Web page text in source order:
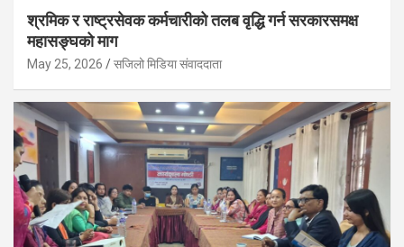
श्रमिक र राष्ट्रसेवक कर्मचारीको तलब वृद्धि गर्न सरकारसमक्ष
महासङ्घको माग
May 25, 2026 सजिलो मिडिया संवाददाता